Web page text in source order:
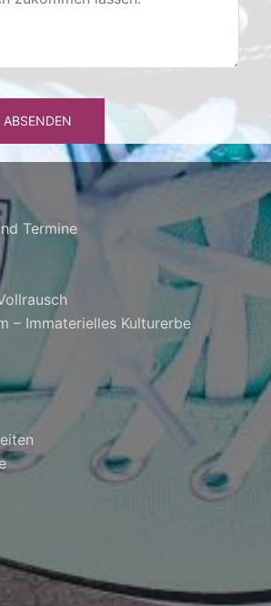
Termine
– Immaterielles Kulturerbe